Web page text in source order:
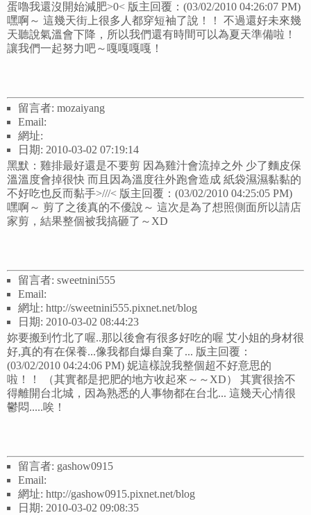
蛋嚕我還沒開始減肥>0< 版主回覆：(03/02/2010 04:26:07 PM)
嘿啊～ 這幾天街上很多人都穿短袖了說！！ 不過還好未來幾
天聽說氣溫會下降，所以我們還有時間可以為夏天準備啦！
讓我們一起努力吧～嘎嘎嘎嘎！
留言者: mozaiyang
Email:
網址:
日期: 2010-03-02 07:19:14
黑默：雞排最好還是不要剪 因為雞汁會流掉之外 少了麵皮保
溫溫度會掉很快 而且因為溫度往外跑會造成 紙袋濕濕黏黏的
不好吃也反而黏手>///< 版主回覆：(03/02/2010 04:25:05 PM)
嘿啊～ 剪了之後真的不優說～ 這次是為了想照側面所以請店
家剪，結果整個被我搞砸了～XD
留言者: sweetnini555
Email:
網址: http://sweetnini555.pixnet.net/blog
日期: 2010-03-02 08:44:23
妳要搬到竹北了喔..那以後會有很多好吃的喔 艾小姐的身材很
好,真的有在保養...像我都自爆自棄了... 版主回覆：
(03/02/2010 04:24:06 PM) 妮這樣說我整個超不好意思的
啦！！ （其實都是把肥的地方收起來～～XD） 其實很捨不
得離開台北城，因為熟悉的人事物都在台北... 這幾天心情很
鬱悶.....唉！
留言者: gashow0915
Email:
網址: http://gashow0915.pixnet.net/blog
日期: 2010-03-02 09:08:35